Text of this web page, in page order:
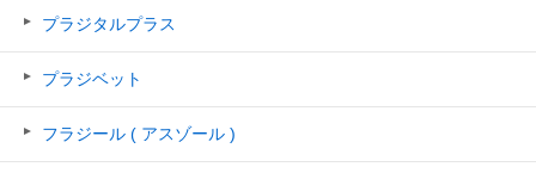
プラジタルプラス
プラジベット
フラジール ( アスゾール )